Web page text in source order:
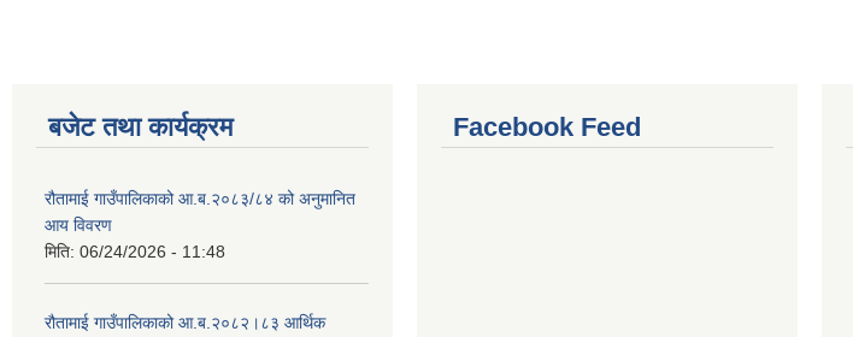
बजेट तथा कार्यक्रम
रौतामाई गाउँपालिकाको आ.ब.२०८३/८४ को अनुमानित
आय विवरण
मिति: 06/24/2026 - 11:48
रौतामाई गाउँपालिकाको आ.ब.२०८२।८३ आर्थिक
Facebook Feed